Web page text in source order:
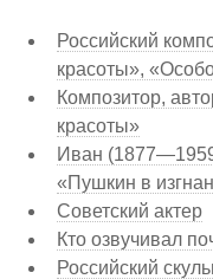
Российский
красоты»,
Композитор,
красоты»
Иван
«Пушкин в
Советский актер
Кто озвучивал
Российский